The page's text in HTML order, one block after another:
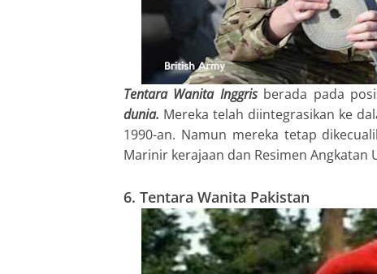
Tentara Wanita Inggris berada pada
dunia. Mereka telah diintegrasikan ke
1990-an. Namun mereka tetap
Marinir kerajaan dan Resimen Angkatan
6. Tentara Wanita Pakistan